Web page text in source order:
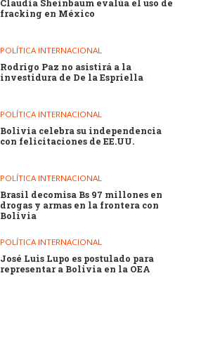
Claudia Sheinbaum evalúa el uso de
fracking en México
POLÍTICA INTERNACIONAL
Rodrigo Paz no asistirá a la
investidura de De la Espriella
POLÍTICA INTERNACIONAL
Bolivia celebra su independencia
con felicitaciones de EE.UU.
POLÍTICA INTERNACIONAL
Brasil decomisa Bs 97 millones en
drogas y armas en la frontera con
Bolivia
POLÍTICA INTERNACIONAL
José Luis Lupo es postulado para
representar a Bolivia en la OEA